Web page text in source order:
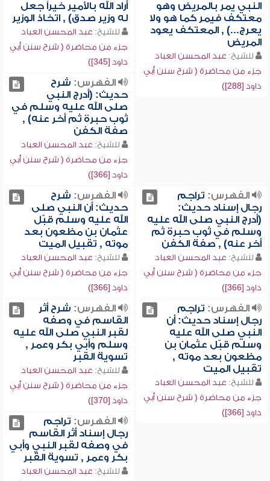
النبي يمر بالمريض وهو
معتكف فيمر كما هو ولا
يعرج...) , المعتكف يعود
المريض
للشيخ: عبد المحسن العباد
جزء من محاضرة ( شرح سنن أبي
داود [288])
أراد الله بالأمير خيراً جعل
له وزير صدق) , اتخاذ الوزير
للشيخ: عبد المحسن العباد
جزء من محاضرة ( شرح سنن أبي
داود [345])
الفهرس: شرح
حديث: (أدرج النبي
صلى الله عليه وسلم في
ثوب حبرة ثم أخر عنه) ,
صفة الكفن
للشيخ: عبد المحسن العباد
جزء من محاضرة ( شرح سنن أبي
داود [366])
الفهرس: تراجم
رجال إسناد حديث:
(أدرج النبي صلى الله عليه
وسلم في ثوب حبرة ثم
أخر عنه) , صفة الكفن
للشيخ: عبد المحسن العباد
جزء من محاضرة ( شرح سنن أبي
داود [366])
الفهرس: شرح
حديث: أن النبي صلى
الله عليه وسلم قبّل
عثمان بن مظعون بعد
موته , تقبيل الميت
للشيخ: عبد المحسن العباد
جزء من محاضرة ( شرح سنن أبي
داود [366])
الفهرس: تراجم
رجال إسناد حديث: أن
النبي صلى الله عليه
وسلم قبّل عثمان بن
مظعون بعد موته ,
تقبيل الميت
للشيخ: عبد المحسن العباد
جزء من محاضرة ( شرح سنن أبي
داود [366])
الفهرس: شرح أثر
القاسم في وصفه
لقبر النبي صلى الله عليه
وسلم وأبي بكر وعمر ,
تسوية القبر
للشيخ: عبد المحسن العباد
جزء من محاضرة ( شرح سنن أبي
داود [370])
الفهرس: تراجم
رجال إسناد أثر القاسم
في وصفه لقبر النبي وأبي
بكر وعمر , تسوية القبر
للشيخ: عبد المحسن العباد